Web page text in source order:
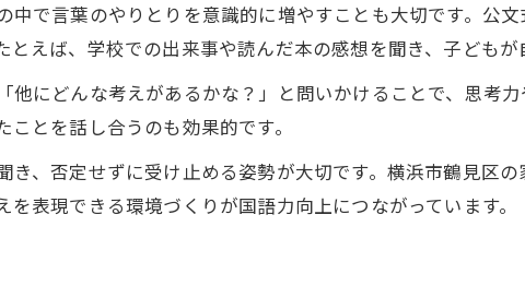
中で言葉のやりとりを意識的に増やすことも大切です。公
えば、学校での出来事や読んだ本の感想を聞き、子どもが
にどんな考えがあるかな？」と問いかけることで、思考
とを話し合うのも効果的です。
き、否定せずに受け止める姿勢が大切です。横浜市鶴見区
表現できる環境づくりが国語力向上につながっています。